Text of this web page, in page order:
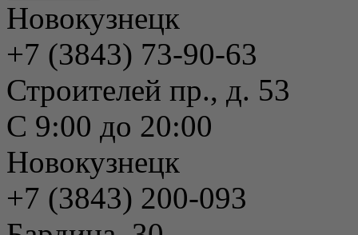
Новокузнецк
+7 (3843) 73-90-63
Строителей пр., д. 53
С 9:00 до 20:00
Новокузнецк
+7 (3843) 200-093